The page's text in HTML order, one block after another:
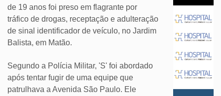
de 19 anos foi preso em flagrante por
tráfico de drogas, receptação e adulteração
de sinal identificador de veículo, no Jardim
Balista, em Matão.
Segundo a Polícia Militar, 'S' foi abordado
após tentar fugir de uma equipe que
patrulhava a Avenida São Paulo. Ele